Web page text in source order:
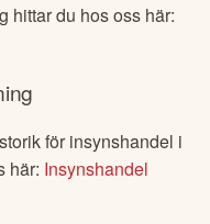
hittar du hos oss här:
för insynshandel i
här: Insynshandel